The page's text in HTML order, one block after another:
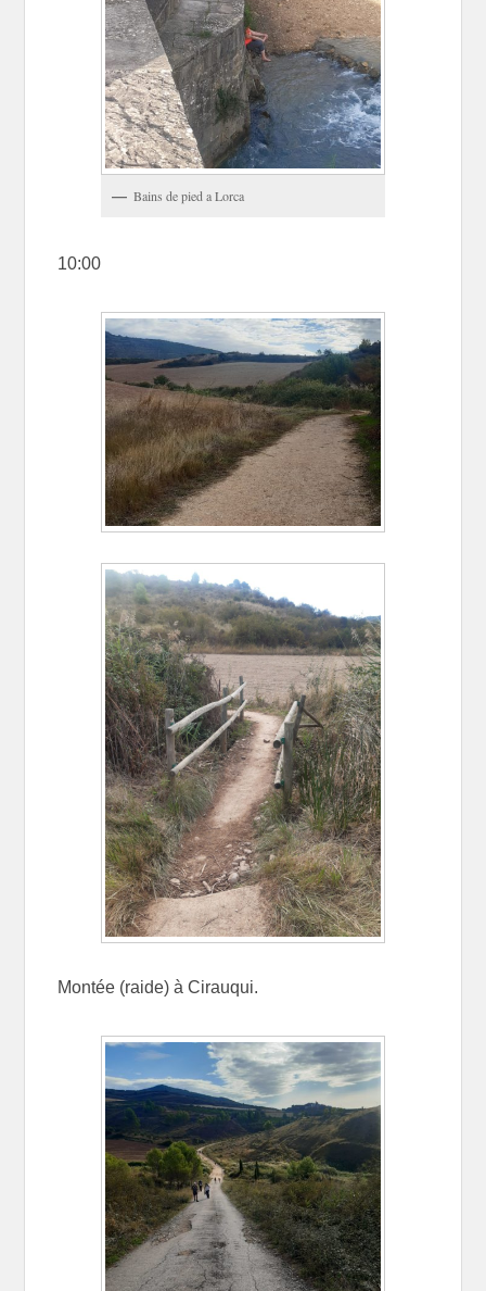
Bains de pied a Lorca
10:00
Montée (raide) à Cirauqui.